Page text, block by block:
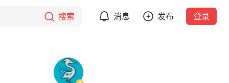
搜索 消息 发布 登录